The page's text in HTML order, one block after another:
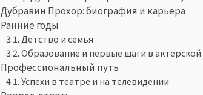
Дубравин Прохор: биография и карьера
Ранние годы
Детство и семья
Образование и первые шаги в
Профессиональный путь
Успехи в театре и на телевидении